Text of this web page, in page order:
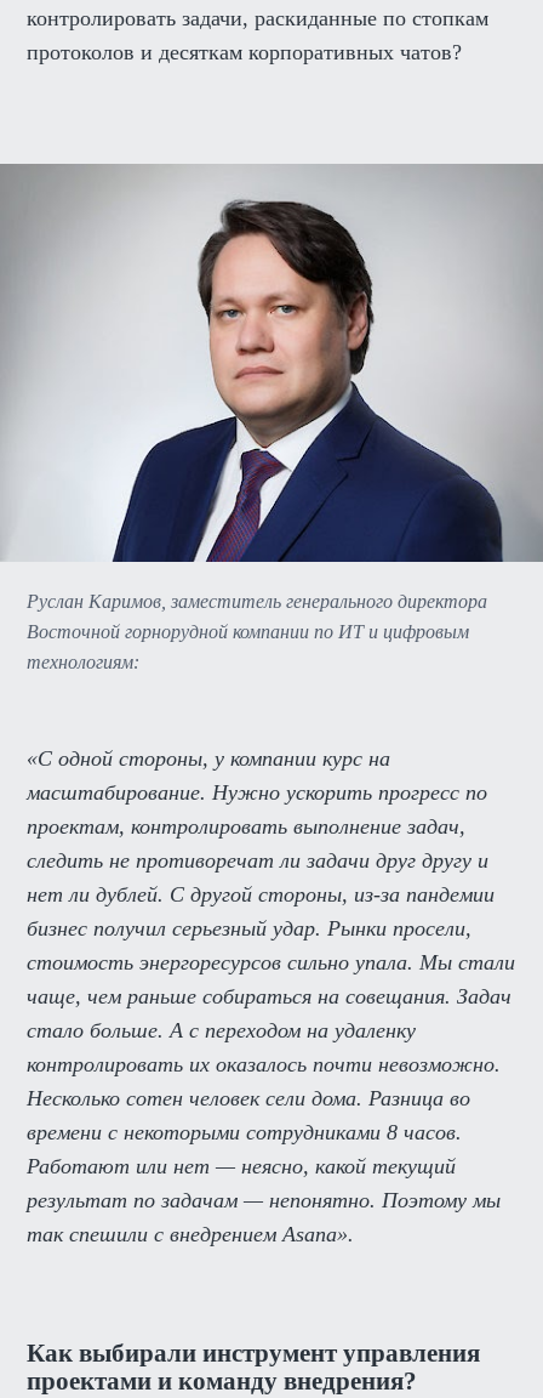
контролировать задачи, раскиданные по стопкам
протоколов и десяткам корпоративных чатов?
Руслан Каримов, заместитель генерального директора
Восточной горнорудной компании по ИТ и цифровым
технологиям:
«С одной стороны, у компании курс на
масштабирование. Нужно ускорить прогресс по
проектам, контролировать выполнение задач,
следить не противоречат ли задачи друг другу и
нет ли дублей. С другой стороны, из-за пандемии
бизнес получил серьезный удар. Рынки просели,
стоимость энергоресурсов сильно упала. Мы стали
чаще, чем раньше собираться на совещания. Задач
стало больше. А с переходом на удаленку
контролировать их оказалось почти невозможно.
Несколько сотен человек сели дома. Разница во
времени с некоторыми сотрудниками 8 часов.
Работают или нет — неясно, какой текущий
результат по задачам — непонятно. Поэтому мы
так спешили с внедрением Asana».
Как выбирали инструмент управления
проектами и команду внедрения?